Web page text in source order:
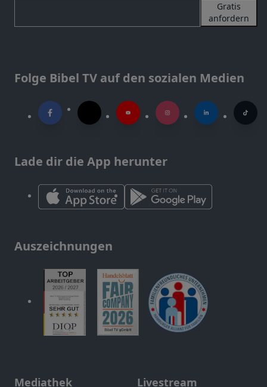
Gratis
anfordern
Folge Bibel TV auf den sozialen Medien
Lade dir die App herunter
Auszeichnungen
Mediathek Livestream